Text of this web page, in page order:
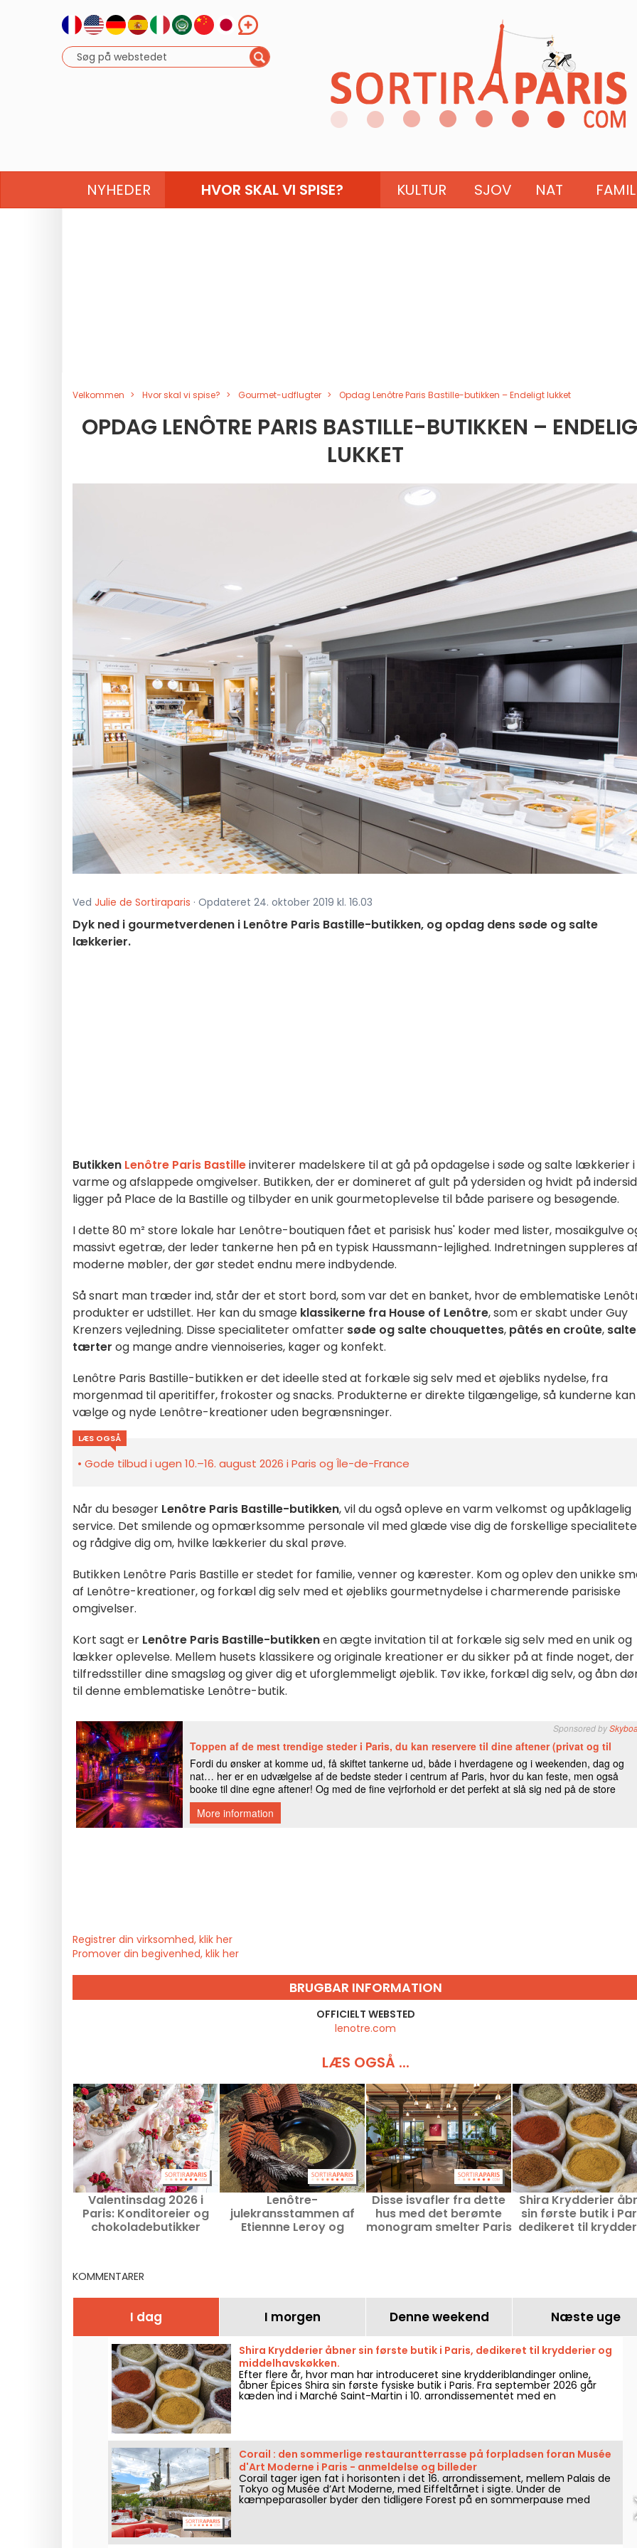
NYHEDER HVOR SKAL VI SPISE? KULTUR SJOV NAT
Velkommen Hvor skal vi spise? Gourmet-udflugter Opdag Lenôtre Paris Bastille-butikken – Endeligt lukket
OPDAG LENÔTRE PARIS BASTILLE-BUTIKKEN –
LUKKET
Ved Julie de Sortiraparis · Opdateret 24. oktober 2019 kl. 16.03
Dyk ned i gourmetverdenen i Lenôtre Paris Bastille-butikken, og opdag dens søde og salte
lækkerier.
Butikken Lenôtre Paris Bastilleinviterer madelskere til at gå på opdagelse i søde og salte lækkerier i
varme og afslappede omgivelser. Butikken, der er domineret af gult på ydersiden og hvidt på
ligger på Place de la Bastille og tilbyder en unik gourmetoplevelse til både parisere og besøgende.
I dette 80 m² store lokale har Lenôtre-boutiquen fået et parisisk hus' koder med lister, mosaikgulve
massivt egetræ, der leder tankerne hen på en typisk Haussmann-lejlighed. Indretningen suppleres
moderne møbler, der gør stedet endnu mere indbydende.
Så snart man træder ind, står der et stort bord, som var det en banket, hvor de emblematiske
produkter er udstillet. Her kan du smage klassikerne fra House of Lenôtre, som er skabt under Guy
Krenzers vejledning. Disse specialiteter omfatter søde og salte chouquettes, pâtés en croûte, salte
tærter og mange andre viennoiseries, kager og konfekt.
Lenôtre Paris Bastille-butikken er det ideelle sted at forkæle sig selv med et øjebliks nydelse, fra
morgenmad til aperitiffer, frokoster og snacks. Produkterne er direkte tilgængelige, så kunderne kan
vælge og nyde Lenôtre-kreationer uden begrænsninger.
LÆS OGSÅ
Gode tilbud i ugen 10.–16. august 2026 i Paris og Île-de-France
Når du besøger Lenôtre Paris Bastille-butikken, vil du også opleve en varm velkomst og upåklagelig
service. Det smilende og opmærksomme personale vil med glæde vise dig de forskellige
og rådgive dig om, hvilke lækkerier du skal prøve.
Butikken Lenôtre Paris Bastille er stedet for familie, venner og kærester. Kom og oplev den unikke
af Lenôtre-kreationer, og forkæl dig selv med et øjebliks gourmetnydelse i charmerende parisiske
omgivelser.
Kort sagt er Lenôtre Paris Bastille-butikkenen ægte invitation til at forkæle sig selv med en unik og
lækker oplevelse. Mellem husets klassikere og originale kreationer er du sikker på at finde noget, der
tilfredsstiller dine smagsløg og giver dig et uforglemmeligt øjeblik. Tøv ikke, forkæl dig selv, og åbn
til denne emblematiske Lenôtre-butik.
Registrer din virksomhed, klik her
Promover din begivenhed, klik her
BRUGBAR INFORMATION
OFFICIELT WEBSTED
lenotre.com
LÆS OGSÅ ...
Valentinsdag 2026 i
Paris: Konditoreier og
chokoladebutikker
Lenôtre-
julekransstammen af
Etiennne Leroy og
Disse isvafler fra dette
hus med det berømte
monogram smelter Paris
Shira Krydderier
sin første butik i
dedikeret til
KOMMENTARER
I dag I morgen Denne weekend Næste uge
Shira Krydderier åbner sin første butik i Paris, dedikeret til krydderier og
middelhavskøkken.
Efter flere år, hvor man har introduceret sine krydderiblandinger online,
åbner Épices Shira sin første fysiske butik i Paris. Fra september 2026 går
kæden ind i Marché Saint-Martin i 10. arrondissementet med en
Corail : den sommerlige restaurantterrasse på forpladsen foran Musée
d'Art Moderne i Paris - anmeldelse og billeder
Corail tager igen fat i horisonten i det 16. arrondissement, mellem Palais de
Tokyo og Musée d’Art Moderne, med Eiffeltårnet i sigte. Under de
kæmpeparasoller byder den tidligere Forest på en sommerpause med